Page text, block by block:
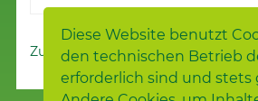
Diese Website benutzt
den technischen Betrieb
erforderlich sind und stets
Zur Nachrichtenübersicht